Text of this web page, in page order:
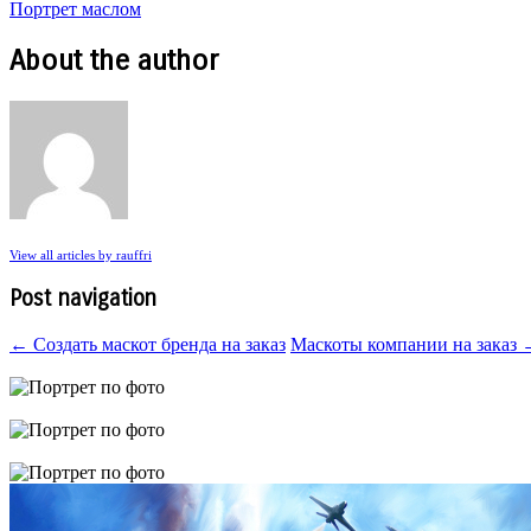
Портрет маслом
About the author
View all articles by rauffri
Post navigation
← Создать маскот бренда на заказ Маскоты компании на заказ